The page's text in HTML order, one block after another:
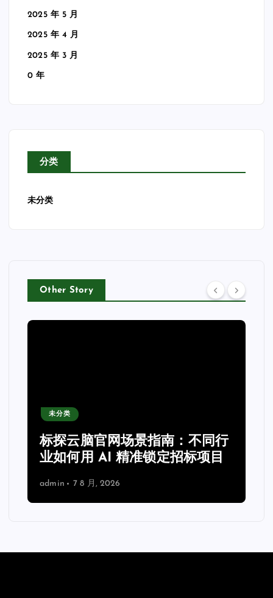
2025 年 5 月
2025 年 4 月
2025 年 3 月
0 年
分类
未分类
Other Story
未分类
标探云脑官网场景指南：不同行
业如何用 AI 精准锁定招标项目
admin 7 8 月, 2026